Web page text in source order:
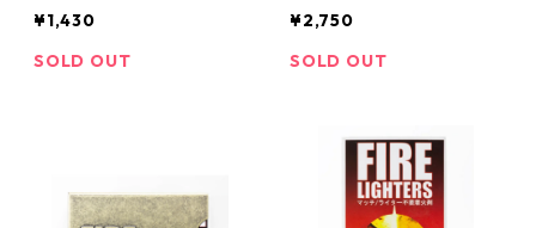
¥1,430
SOLD OUT
¥2,750
SOLD OUT